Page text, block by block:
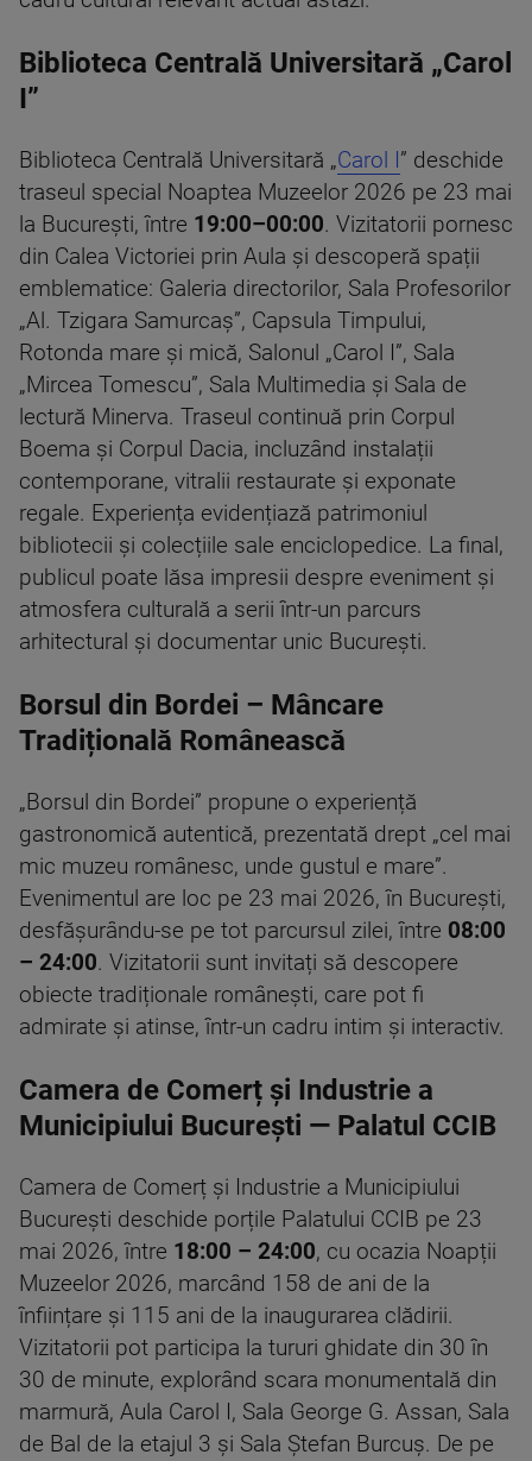
Biblioteca Centrală Universitară „Carol
I”
Biblioteca Centrală Universitară „Carol I” deschide
traseul special Noaptea Muzeelor 2026 pe 23 mai
la București, între 19:00–00:00. Vizitatorii pornesc
din Calea Victoriei prin Aula și descoperă spații
emblematice: Galeria directorilor, Sala Profesorilor
„Al. Tzigara Samurcaș”, Capsula Timpului,
Rotonda mare și mică, Salonul „Carol I”, Sala
„Mircea Tomescu”, Sala Multimedia și Sala de
lectură Minerva. Traseul continuă prin Corpul
Boema și Corpul Dacia, incluzând instalații
contemporane, vitralii restaurate și exponate
regale. Experiența evidențiază patrimoniul
bibliotecii și colecțiile sale enciclopedice. La final,
publicul poate lăsa impresii despre eveniment și
atmosfera culturală a serii într-un parcurs
arhitectural și documentar unic București.
Borsul din Bordei – Mâncare
Tradițională Românească
„Borsul din Bordei” propune o experiență
gastronomică autentică, prezentată drept „cel mai
mic muzeu românesc, unde gustul e mare”.
Evenimentul are loc pe 23 mai 2026, în București,
desfășurându-se pe tot parcursul zilei, între 08:00
– 24:00. Vizitatorii sunt invitați să descopere
obiecte tradiționale românești, care pot fi
admirate și atinse, într-un cadru intim și interactiv.
Camera de Comerț și Industrie a
Municipiului București — Palatul CCIB
Camera de Comerț și Industrie a Municipiului
București deschide porțile Palatului CCIB pe 23
mai 2026, între 18:00 – 24:00, cu ocazia Noapții
Muzeelor 2026, marcând 158 de ani de la
înființare și 115 ani de la inaugurarea clădirii.
Vizitatorii pot participa la tururi ghidate din 30 în
30 de minute, explorând scara monumentală din
marmură, Aula Carol I, Sala George G. Assan, Sala
de Bal de la etajul 3 și Sala Ștefan Burcuș. De pe